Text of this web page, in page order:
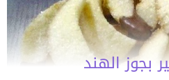
بجوز الهند